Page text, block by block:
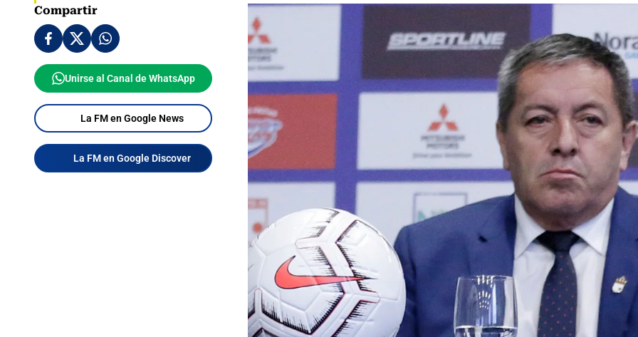
Compartir
Unirse al Canal de WhatsApp
La FM en Google News
La FM en Google Discover